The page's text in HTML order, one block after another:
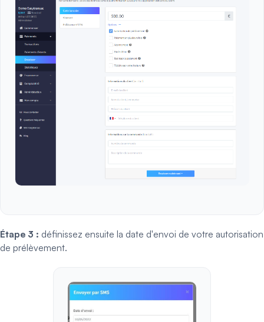
Étape 3 : définissez ensuite la date d'envoi de votre autorisation
de prélèvement.